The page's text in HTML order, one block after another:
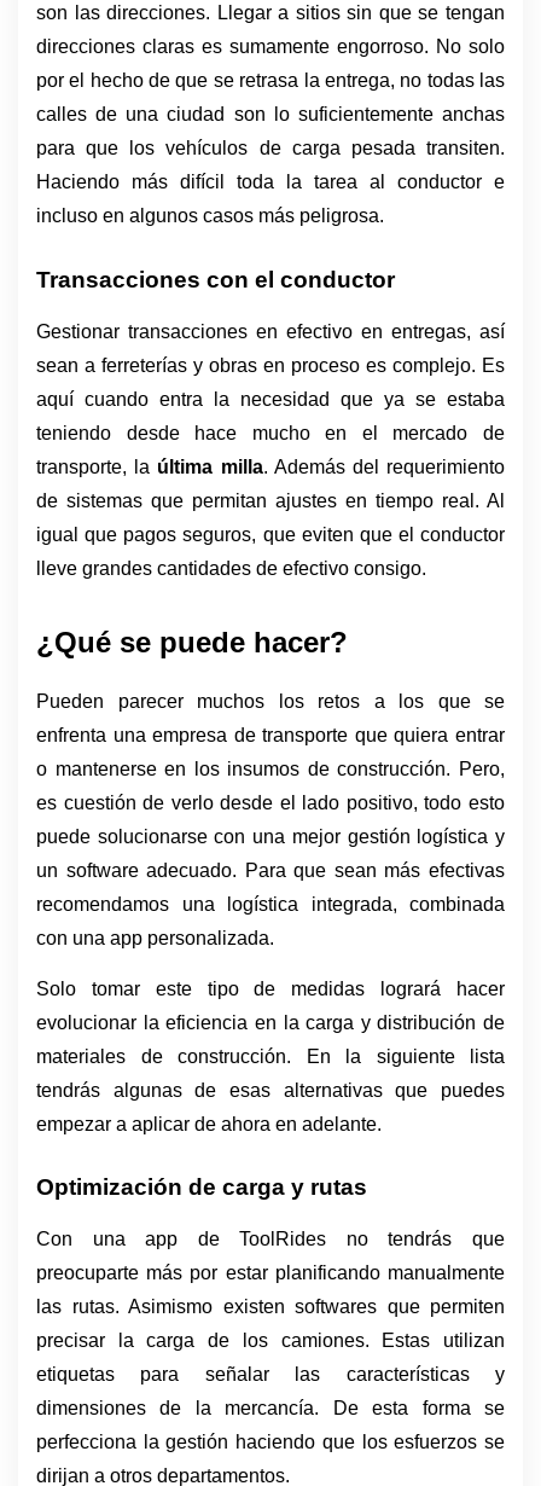
son las direcciones. Llegar a sitios sin que se tengan
direcciones claras es sumamente engorroso. No solo
por el hecho de que se retrasa la entrega, no todas las
calles de una ciudad son lo suficientemente anchas
para que los vehículos de carga pesada transiten.
Haciendo más difícil toda la tarea al conductor e
incluso en algunos casos más peligrosa.
Transacciones con el conductor
Gestionar transacciones en efectivo en entregas, así
sean a ferreterías y obras en proceso es complejo. Es
aquí cuando entra la necesidad que ya se estaba
teniendo desde hace mucho en el mercado de
transporte, la última milla. Además del requerimiento
de sistemas que permitan ajustes en tiempo real. Al
igual que pagos seguros, que eviten que el conductor
lleve grandes cantidades de efectivo consigo.
¿Qué se puede hacer?
Pueden parecer muchos los retos a los que se
enfrenta una empresa de transporte que quiera entrar
o mantenerse en los insumos de construcción. Pero,
es cuestión de verlo desde el lado positivo, todo esto
puede solucionarse con una mejor gestión logística y
un software adecuado. Para que sean más efectivas
recomendamos una logística integrada, combinada
con una app personalizada.
Solo tomar este tipo de medidas logrará hacer
evolucionar la eficiencia en la carga y distribución de
materiales de construcción. En la siguiente lista
tendrás algunas de esas alternativas que puedes
empezar a aplicar de ahora en adelante.
Optimización de carga y rutas
Con una app de ToolRides no tendrás que
preocuparte más por estar planificando manualmente
las rutas. Asimismo existen softwares que permiten
precisar la carga de los camiones. Estas utilizan
etiquetas para señalar las características y
dimensiones de la mercancía. De esta forma se
perfecciona la gestión haciendo que los esfuerzos se
dirijan a otros departamentos.